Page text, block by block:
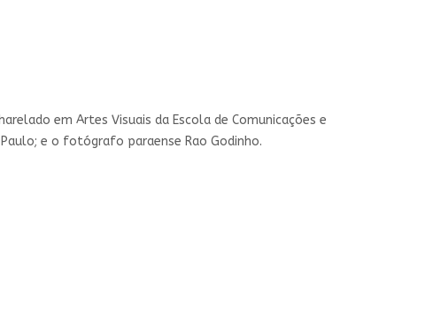
em Artes Visuais da Escola de Comunicações e
e o fotógrafo paraense Rao Godinho.